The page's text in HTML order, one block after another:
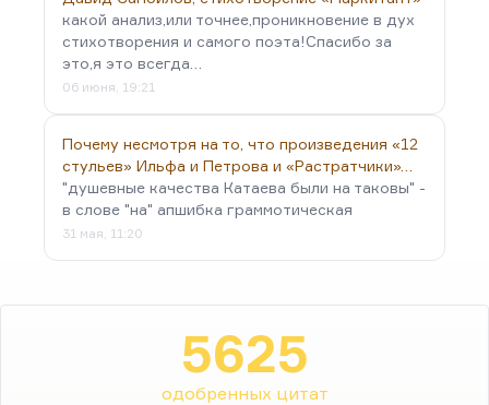
какой анализ,или точнее,проникновение в дух
стихотворения и самого поэта!Спасибо за
это,я это всегда…
06 июня, 19:21
Почему несмотря на то, что произведения «12
стульев» Ильфа и Петрова и «Растратчики»…
"душевные качества Катаева были на таковы" -
в слове "на" апшибка граммотическая
31 мая, 11:20
5625
одобренных цитат